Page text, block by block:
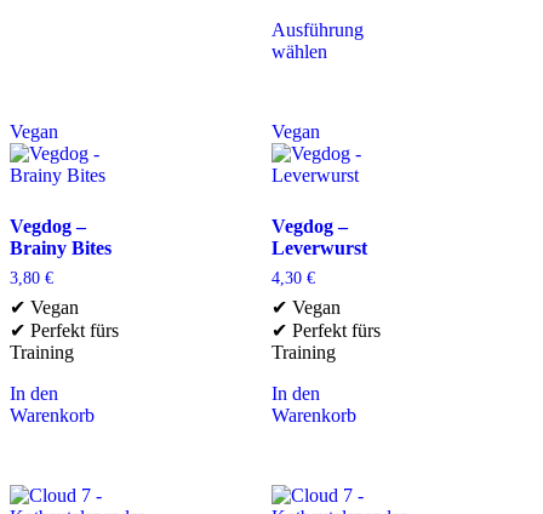
Ausführung
wählen
Vegan
Vegdog –
Brainy Bites
3,80 €
✔ Vegan
✔ Perfekt fürs
Training
In den
Warenkorb
Vegan
Vegdog –
Leverwurst
4,30 €
✔ Vegan
✔ Perfekt fürs
Training
In den
Warenkorb